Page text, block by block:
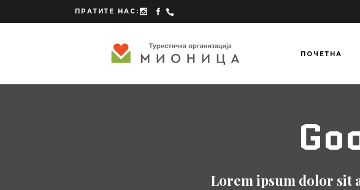
ПРАТИТЕ НАС:
ПОЧЕТНА
Lorem ipsum dolor sit